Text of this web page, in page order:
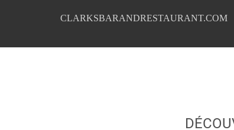
CLARKSBARANDRESTAURANT.COM